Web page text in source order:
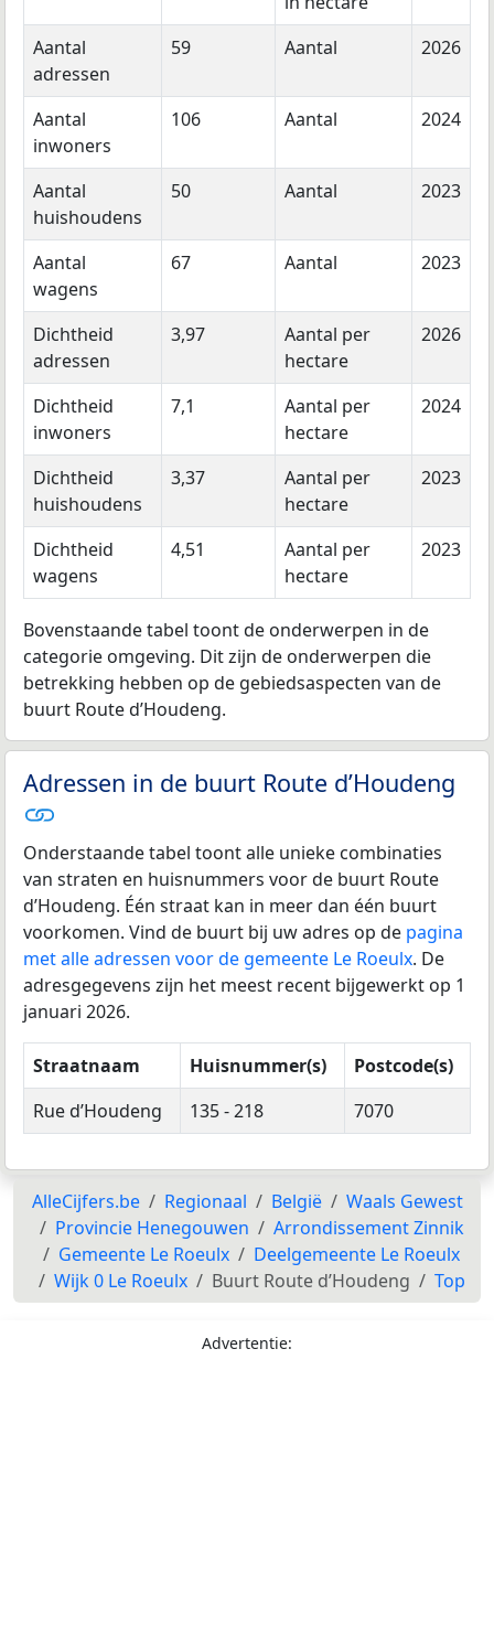
Aantal
adressen
59 Aantal 2026
Aantal
inwoners
106 Aantal 2024
Aantal
huishoudens
50 Aantal 2023
Aantal
wagens
67 Aantal 2023
Dichtheid
adressen
3,97
Aantal per
hectare
2026
Dichtheid
inwoners
7,1
Aantal per
hectare
2024
Dichtheid
huishoudens
3,37
Aantal per
hectare
2023
Dichtheid
wagens
4,51
Aantal per
hectare
2023
Bovenstaande tabel toont de onderwerpen in de
categorie omgeving. Dit zijn de onderwerpen die
betrekking hebben op de gebiedsaspecten van de
buurt Route d’Houdeng.
Adressen in de buurt Route d’Houdeng
Onderstaande tabel toont alle unieke combinaties
van straten en huisnummers voor de buurt Route
d’Houdeng. Één straat kan in meer dan één buurt
voorkomen. Vind de buurt bij uw adres op de pagina
met alle adressen voor de gemeente Le Roeulx. De
adresgegevens zijn het meest recent bijgewerkt op 1
januari 2026.
Straatnaam Huisnummer(s)
Postcode(s)
Rue d’Houdeng
135 - 218 7070
AlleCijfers.be Regionaal België
Waals Gewest
Provincie Henegouwen
Arrondissement Zinnik
Gemeente Le Roeulx
Deelgemeente Le Roeulx
Wijk 0 Le Roeulx
Buurt Route d’Houdeng Top
Advertentie: